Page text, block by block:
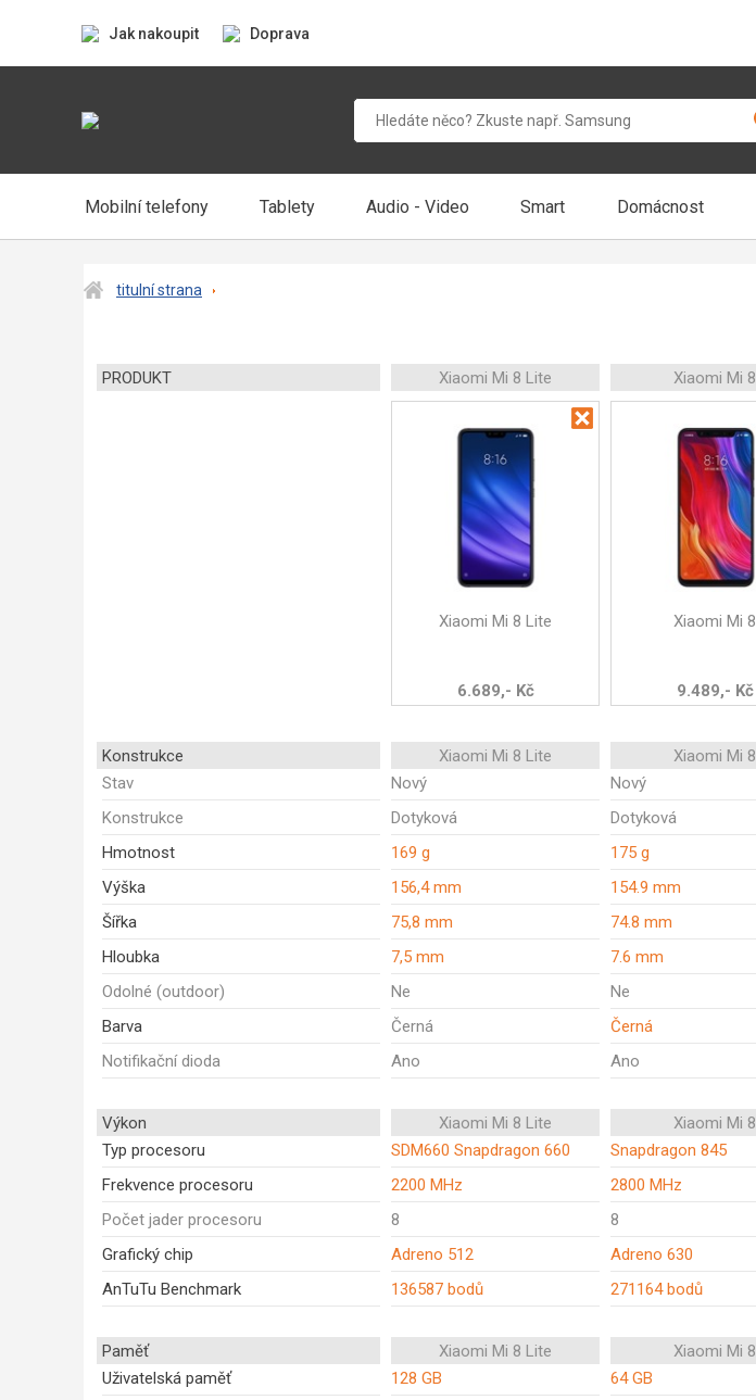
Jak nakoupit Doprava
Mobilní telefony Tablety Audio - Video Smart Domácnost
titulní strana
PRODUKT Xiaomi Mi 8 Lite Xiaomi Mi 8
Xiaomi Mi 8 Lite
6.689,- Kč
Xiaomi Mi 8
9.489,- Kč
Konstrukce Xiaomi Mi 8 Lite Xiaomi Mi 8
Stav
Nový Nový
Konstrukce
Dotyková Dotyková
Hmotnost
169 g 175 g
Výška
156,4 mm 154.9 mm
Šířka
75,8 mm 74.8 mm
Hloubka
7,5 mm 7.6 mm
Odolné (outdoor)
Ne Ne
Barva
Černá Černá
Notifikační dioda
Ano Ano
Výkon Xiaomi Mi 8 Lite Xiaomi Mi 8
Typ procesoru
SDM660 Snapdragon 660 Snapdragon 845
Frekvence procesoru
2200 MHz 2800 MHz
Počet jader procesoru
8 8
Grafický chip
Adreno 512 Adreno 630
AnTuTu Benchmark
136587 bodů 271164 bodů
Paměť Xiaomi Mi 8 Lite Xiaomi Mi 8
Uživatelská paměť
128 GB 64 GB